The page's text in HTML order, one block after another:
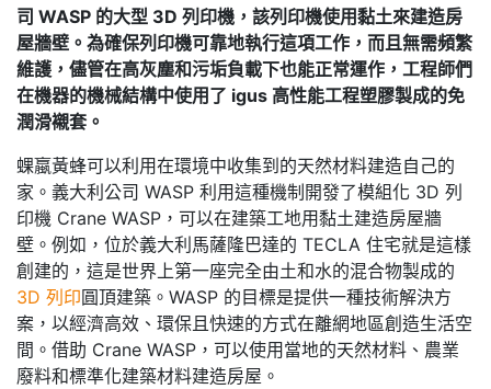
司 WASP 的大型 3D 列印機，該列印機使用黏土來建造房
屋牆壁。為確保列印機可靠地執行這項工作，而且無需頻繁
維護，儘管在高灰塵和污垢負載下也能正常運作，工程師們
在機器的機械結構中使用了 igus 高性能工程塑膠製成的免
潤滑襯套。
蜾蠃黃蜂可以利用在環境中收集到的天然材料建造自己的
家。義大利公司 WASP 利用這種機制開發了模組化 3D 列
印機 Crane WASP，可以在建築工地用黏土建造房屋牆
壁。例如，位於義大利馬薩隆巴達的 TECLA 住宅就是這樣
創建的，這是世界上第一座完全由土和水的混合物製成的
3D 列印圓頂建築。WASP 的目標是提供一種技術解決方
案，以經濟高效、環保且快速的方式在離網地區創造生活空
間。借助 Crane WASP，可以使用當地的天然材料、農業
廢料和標準化建築材料建造房屋。